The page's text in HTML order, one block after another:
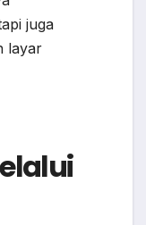
juga
layar